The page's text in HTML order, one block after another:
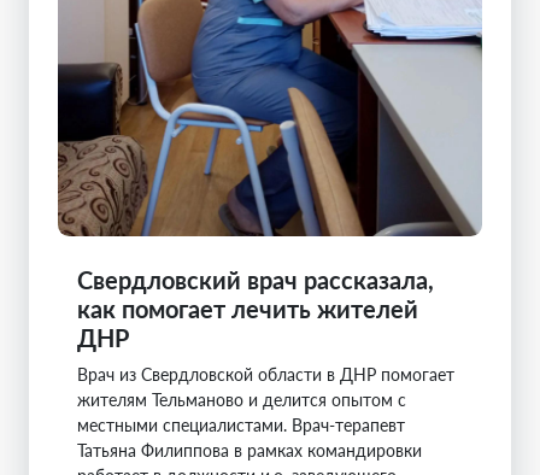
Свердловский врач рассказала,
как помогает лечить жителей
ДНР
Врач из Свердловской области в ДНР помогает
жителям Тельманово и делится опытом с
местными специалистами. Врач-терапевт
Татьяна Филиппова в рамках командировки